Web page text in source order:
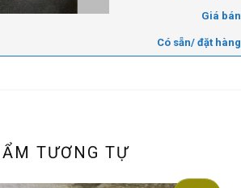
Giá bán
Có sẵn/ đặt hàng
TƯƠNG TỰ